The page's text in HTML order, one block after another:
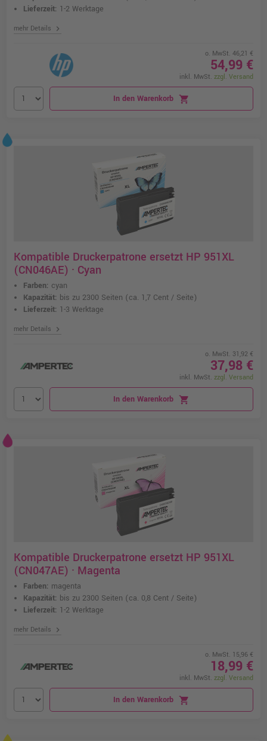
Lieferzeit: 1-2 Werktage
mehr Details chevron_right
o. MwSt. 46,21 €
54,99 €
inkl. MwSt. zzgl. Versand
In den Warenkorb shopping_cart
Kompatible Druckerpatrone ersetzt HP 951XL
(CN046AE) · Cyan
Farben: cyan
Kapazität: bis zu 2300 Seiten (ca. 1,7 Cent / Seite)
Lieferzeit: 1-3 Werktage
mehr Details chevron_right
o. MwSt. 31,92 €
37,98 €
inkl. MwSt. zzgl. Versand
In den Warenkorb shopping_cart
Kompatible Druckerpatrone ersetzt HP 951XL
(CN047AE) · Magenta
Farben: magenta
Kapazität: bis zu 2300 Seiten (ca. 0,8 Cent / Seite)
Lieferzeit: 1-2 Werktage
mehr Details chevron_right
o. MwSt. 15,96 €
18,99 €
inkl. MwSt. zzgl. Versand
In den Warenkorb shopping_cart